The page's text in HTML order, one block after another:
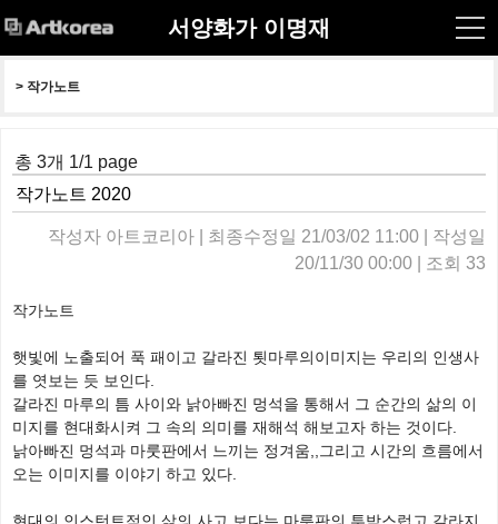
서양화가 이명재
> 작가노트
총 3개 1/1 page
​작가노트 2020
작성자 아트코리아 | 최종수정일 21/03/02 11:00 | 작성일
20/11/30 00:00 | 조회 33
작가노트
햇빛에 노출되어 푹 패이고 갈라진 툇마루의이미지는 우리의 인생사
를 엿보는 듯 보인다.
갈라진 마루의 틈 사이와 낡아빠진 멍석을 통해서 그 순간의 삶의 이
미지를 현대화시켜 그 속의 의미를 재해석 해보고자 하는 것이다.
낡아빠진 멍석과 마룻판에서 느끼는 정겨움,,그리고 시간의 흐름에서
오는 이미지를 이야기 하고 있다.